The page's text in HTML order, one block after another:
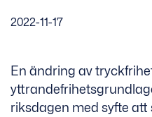
2022-11-17
En ändring av
riksdagen med syfte